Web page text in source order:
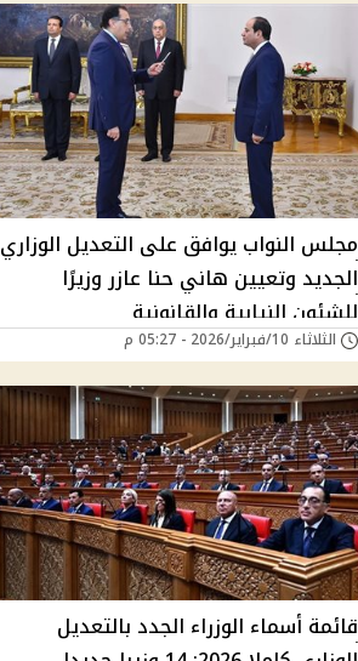
مجلس النواب يوافق على التعديل الوزاري
الجديد وتعيين هاني حنا عازر وزيرًا
للشئون النيابية والقانونية
الثلاثاء 10/فبراير/2026 - 05:27 م
قائمة أسماء الوزراء الجدد بالتعديل